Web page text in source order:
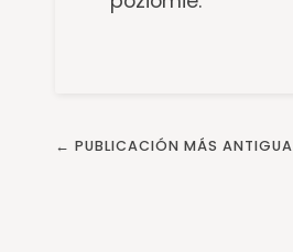
← PUBLICACIÓN MÁS ANTIGUA